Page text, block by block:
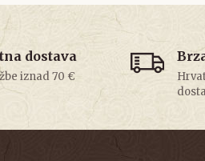
dostava
iznad 70 €